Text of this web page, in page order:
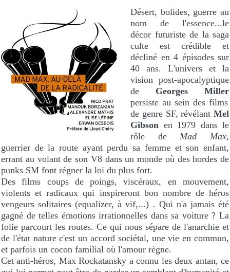
Désert, bolides, guerre au
nom de l'essence...le
décor futuriste de la saga
culte est crédible et
décliné en 4 épisodes sur
40 ans. L'univers et la
vision post-apocalyptique
de Georges Miller
persiste au sein des films
de genre SF, révélant Mel
Gibson en 1979 dans le
rôle deMad Max,
guerrier de la route ayant perdu sa femme et son enfant,
errant au volant de son V8 dans un monde où des hordes de
punks SM font régner la loi du plus fort.
Des films coups de poings, viscéraux, en mouvement,
violents et radicaux qui inspireront bon nombre de héros
vengeurs solitaires (equalizer, à vif,...) . Qui n'a jamais été
gagné de telles émotions irrationnelles dans sa voiture ? La
folie parcourt les routes. Ce qui nous sépare de l'anarchie et
de l'état nature c'est un accord sociétal, une vie en commun,
et parfois un cocon familial où l'amour règne.
Cet anti-héros, Max Rockatansky a connu les deux antan, ce